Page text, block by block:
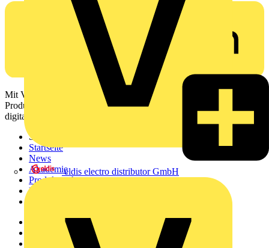
eldis electro distributor GmbH
Mit Voltimum erhalten Elektrofachkräfte Zugang zu Branchennews,
Produktinformationen, Schulungen und Tools – alles auf einer
digitalen Plattform und Community.
Sitemap
Startseite
News
Akademie
Produktsuche
Partner
Weitere Links